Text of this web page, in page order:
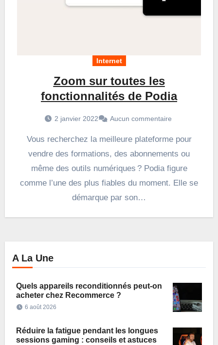
Internet
Zoom sur toutes les
fonctionnalités de Podia
2 janvier 2022 Aucun commentaire
Vous recherchez la meilleure plateforme pour
vendre des formations, des abonnements ou
même des outils numériques ? Podia figure
comme l’une des plus fiables du moment. Elle se
démarque par son…
A La Une
Quels appareils reconditionnés peut-on
acheter chez Recommerce ?
6 août 2026
Réduire la fatigue pendant les longues
sessions gaming : conseils et astuces